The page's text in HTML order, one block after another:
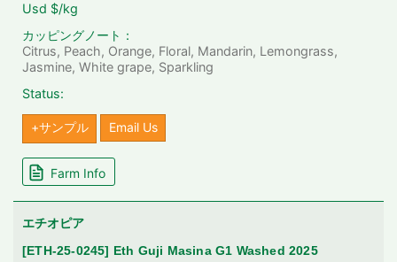
Usd $/kg
カッピングノート：
Citrus, Peach, Orange, Floral, Mandarin, Lemongrass,
Jasmine, White grape, Sparkling
Status:
+サンプル Email Us
Farm Info
エチオピア
[ETH-25-0245] Eth Guji Masina G1 Washed 2025